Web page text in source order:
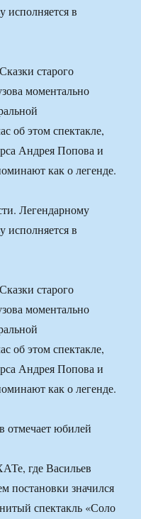
исполняется в
старого
моментально
об этом спектакле,
Андрея Попова и
как о легенде.
Легендарному
исполняется в
старого
моментально
об этом спектакле,
Андрея Попова и
как о легенде.
где Васильев
постановки значился
спектакль «Соло